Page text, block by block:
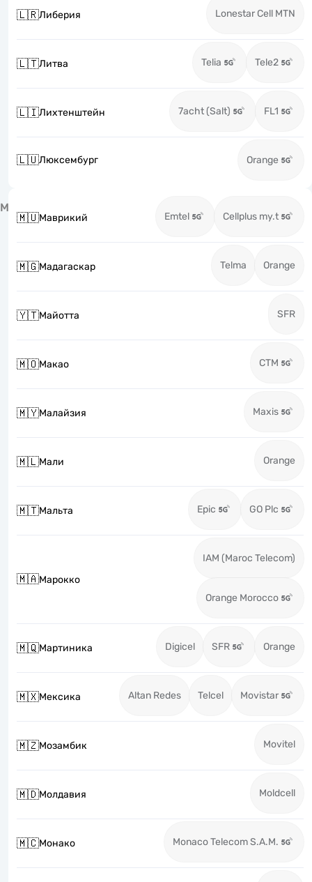
🇱🇷Либерия Lonestar Cell MTN
🇱🇹Литва Telia Tele2
🇱🇮Лихтенштейн 7acht (Salt) FL1
🇱🇺Люксембург Orange
М
🇲🇺Маврикий Emtel Cellplus my.t
🇲🇬Мадагаскар Telma Orange
🇾🇹Майотта SFR
🇲🇴Макао CTM
🇲🇾Малайзия Maxis
🇲🇱Мали Orange
🇲🇹Мальта Epic GO Plc
🇲🇦Марокко
IAM (Maroc Telecom)
Orange Morocco
🇲🇶Мартиника Digicel SFR Orange
🇲🇽Мексика Altan Redes Telcel Movistar
🇲🇿Мозамбик Movitel
🇲🇩Молдавия Moldcell
🇲🇨Монако Monaco Telecom S.A.M.